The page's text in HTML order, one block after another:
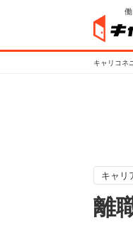
キャリコネ
キャリ
離